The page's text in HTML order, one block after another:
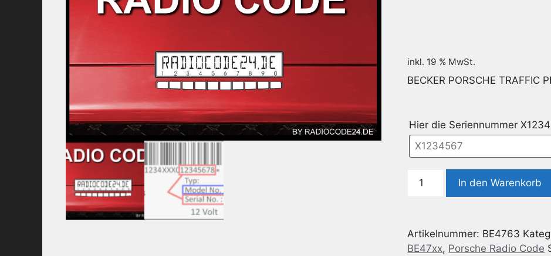
inkl. 19 % MwSt.
BECKER PORSCHE TRAFFIC
Hier die Seriennummer
Code
Becker
BE4763
In den Warenkorb
Artikelnummer: BE4763
BE47xx, Porsche Radio Code